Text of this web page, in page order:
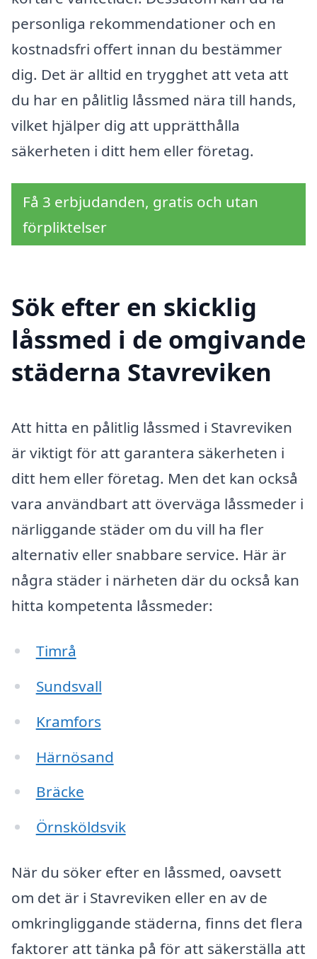
personliga rekommendationer och en
kostnadsfri offert innan du bestämmer
dig. Det är alltid en trygghet att veta att
du har en pålitlig låssmed nära till hands,
vilket hjälper dig att upprätthålla
säkerheten i ditt hem eller företag.
Få 3 erbjudanden, gratis och utan
förpliktelser
Sök efter en skicklig
låssmed i de omgivande
städerna Stavreviken
Att hitta en pålitlig låssmed i Stavreviken
är viktigt för att garantera säkerheten i
ditt hem eller företag. Men det kan också
vara användbart att överväga låssmeder i
närliggande städer om du vill ha fler
alternativ eller snabbare service. Här är
några städer i närheten där du också kan
hitta kompetenta låssmeder:
Timrå
Sundsvall
Kramfors
Härnösand
Bräcke
Örnsköldsvik
När du söker efter en låssmed, oavsett
om det är i Stavreviken eller en av de
omkringliggande städerna, finns det flera
faktorer att tänka på för att säkerställa att